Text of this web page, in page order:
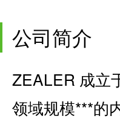
公司简介
ZEALER 成立
领域规模***的